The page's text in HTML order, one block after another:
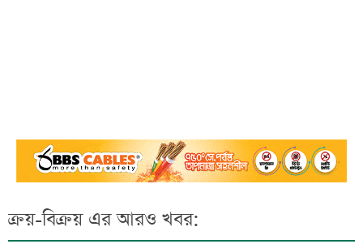
ক্রয়-বিক্রয় এর আরও খবর: